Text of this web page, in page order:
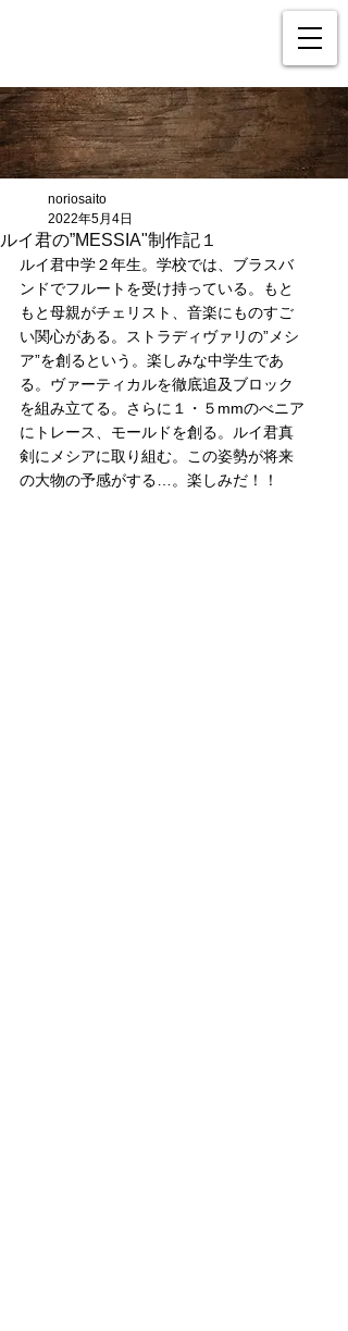
ルイ君の”MESSIA"制作記１
noriosaito
2022年5月4日
ルイ君中学２年生。学校では、ブラスバ
ンドでフルートを受け持っている。もと
もと母親がチェリスト、音楽にものすご
い関心がある。ストラディヴァリの”メシ
ア”を創るという。楽しみな中学生であ
る。ヴァーティカルを徹底追及ブロック
を組み立てる。さらに１・５mmのべニア
にトレース、モールドを創る。ルイ君真
剣にメシアに取り組む。この姿勢が将来
の大物の予感がする…。楽しみだ！！